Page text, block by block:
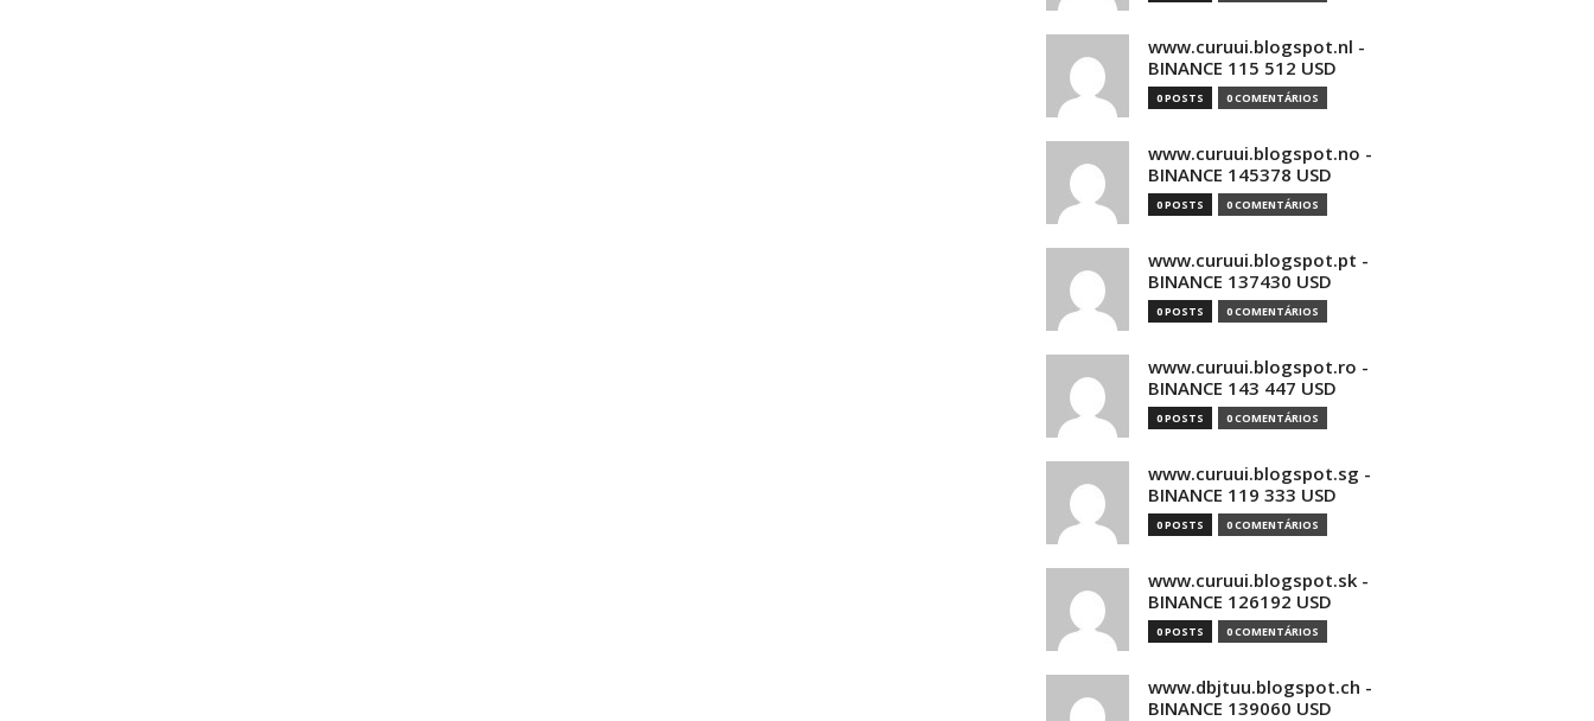
www.curuui.blogspot.nl -
BINANCE 115 512 USD
0 POSTS 0 COMENTÁRIOS
www.curuui.blogspot.no -
BINANCE 145378 USD
0 POSTS 0 COMENTÁRIOS
www.curuui.blogspot.pt -
BINANCE 137430 USD
0 POSTS 0 COMENTÁRIOS
www.curuui.blogspot.ro -
BINANCE 143 447 USD
0 POSTS 0 COMENTÁRIOS
www.curuui.blogspot.sg -
BINANCE 119 333 USD
0 POSTS 0 COMENTÁRIOS
www.curuui.blogspot.sk -
BINANCE 126192 USD
0 POSTS 0 COMENTÁRIOS
www.dbjtuu.blogspot.ch -
BINANCE 139060 USD